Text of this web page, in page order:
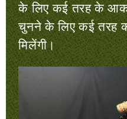
के लिए कई तरह के
चुनने के लिए कई तरह
मिलेंगी।